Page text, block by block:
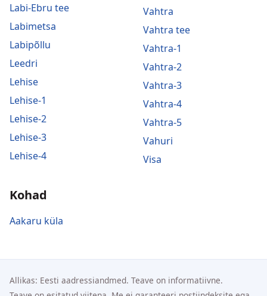
Labi-Ebru tee
Labimetsa
Labipõllu
Leedri
Lehise
Lehise-1
Lehise-2
Lehise-3
Lehise-4
Vahtra
Vahtra tee
Vahtra-1
Vahtra-2
Vahtra-3
Vahtra-4
Vahtra-5
Vahuri
Visa
Kohad
Aakaru küla
Allikas: Eesti aadressiandmed. Teave on informatiivne.